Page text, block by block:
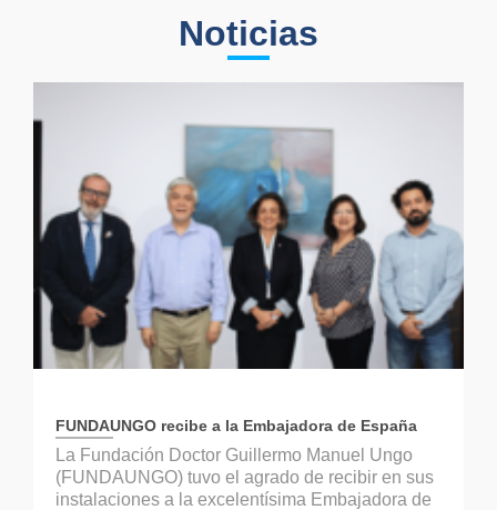
Noticias
FUNDAUNGO recibe a la Embajadora de España
La Fundación Doctor Guillermo Manuel Ungo
(FUNDAUNGO) tuvo el agrado de recibir en sus
instalaciones a la excelentísima Embajadora de